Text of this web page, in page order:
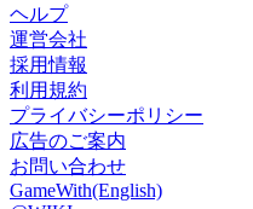
ヘルプ
運営会社
採用情報
利用規約
プライバシーポリシー
広告のご案内
お問い合わせ
GameWith(English)